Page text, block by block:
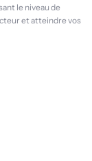
le niveau de
et atteindre vos